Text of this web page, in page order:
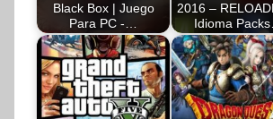
Black Box | Juego
Para PC -…
2016 –
Idioma